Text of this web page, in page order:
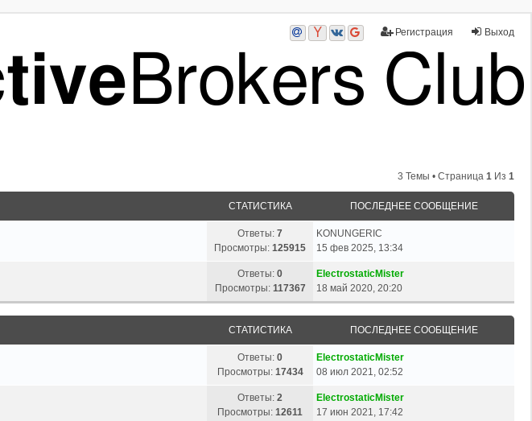
Выход
Регистрация
3 Темы • Страница 1 Из 1
СТАТИСТИКА ПОСЛЕДНЕЕ СООБЩЕНИЕ
Ответы: 7
Просмотры: 125915
KONUNGERIC
15 фев 2025, 13:34
Ответы: 0
Просмотры: 117367
ElectrostaticMister
18 май 2020, 20:20
СТАТИСТИКА ПОСЛЕДНЕЕ СООБЩЕНИЕ
Ответы: 0
Просмотры: 17434
ElectrostaticMister
08 июл 2021, 02:52
Ответы: 2
Просмотры: 12611
ElectrostaticMister
17 июн 2021, 17:42